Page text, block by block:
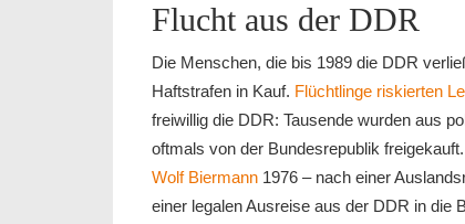
Flucht aus der DDR
Die Menschen, die bis 1989 die DDR
Haftstrafen in Kauf. Flüchtlinge riskierten
freiwillig die DDR: Tausende wurden aus
oftmals von der Bundesrepublik
Wolf Biermann 1976 – nach einer
einer legalen Ausreise aus der DDR in die